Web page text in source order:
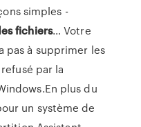
simples -
fichiers… Votre
pas à supprimer les
par la
plus du
un système de